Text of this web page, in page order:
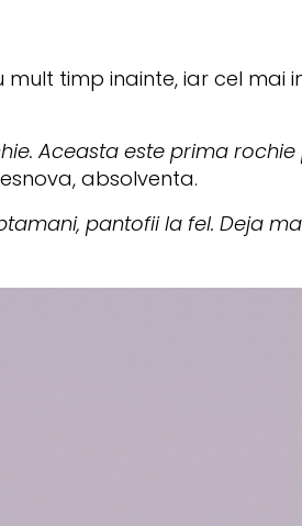
mult timp inainte, iar cel
Aceasta este prima
absolventa.
pantofii la fel. Deja